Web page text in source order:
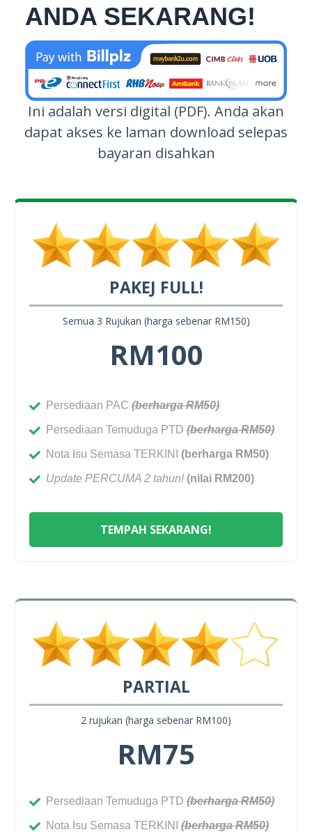
ANDA SEKARANG!
Ini adalah versi digital (PDF). Anda akan
dapat akses ke laman download selepas
bayaran disahkan
PAKEJ FULL!
Semua 3 Rujukan (harga sebenar RM150)
RM100
Persediaan PAC (berharga RM50)
Persediaan Temuduga PTD (berharga RM50)
Nota Isu Semasa TERKINI (berharga RM50)
Update PERCUMA 2 tahun! (nilai RM200)
TEMPAH SEKARANG!
PARTIAL
2 rujukan (harga sebenar RM100)
RM75
Persediaan Temuduga PTD (berharga RM50)
Nota Isu Semasa TERKINI (berharga RM50)